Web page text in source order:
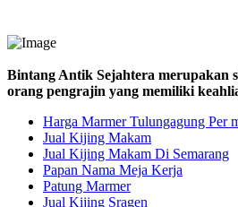
Bintang Antik Sejahtera merupakan
orang pengrajin yang memiliki
Harga Marmer Tulungagung Per
Jual Kijing Makam
Jual Kijing Makam Di Semarang
Papan Nama Meja Kerja
Patung Marmer
Jual Kijing Sragen